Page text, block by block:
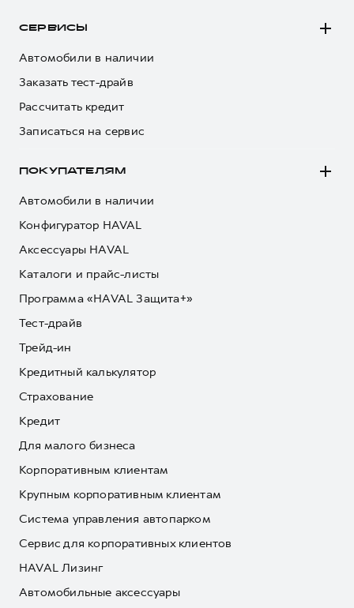
СЕРВИСЫ
Автомобили в наличии
Заказать тест-драйв
Рассчитать кредит
Записаться на сервис
ПОКУПАТЕЛЯМ
Автомобили в наличии
Конфигуратор HAVAL
Аксессуары HAVAL
Каталоги и прайс-листы
Программа «HAVAL Защита+»
Тест-драйв
Трейд-ин
Кредитный калькулятор
Страхование
Кредит
Для малого бизнеса
Корпоративным клиентам
Крупным корпоративным клиентам
Система управления автопарком
Сервис для корпоративных клиентов
HAVAL Лизинг
Автомобильные аксессуары